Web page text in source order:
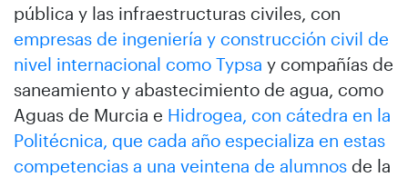
pública y las infraestructuras civiles, con
empresas de ingeniería y construcción civil de
nivel internacional como Typsa y compañías de
saneamiento y abastecimiento de agua, como
Aguas de Murcia e Hidrogea, con cátedra en la
Politécnica, que cada año especializa en estas
competencias a una veintena de alumnos de la